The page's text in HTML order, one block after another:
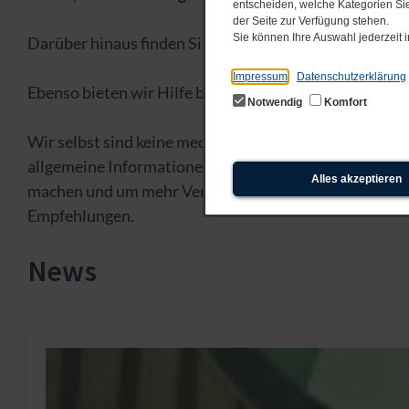
entscheiden, welche Kategorien
der Seite zur Verfügung stehen.
Sie können Ihre Auswahl jederzeit
Impressum
Datenschutzerklärung
Notwendig
Komfort
Alles akzeptieren
Darüber hinaus finden Sie aktuelle Informationen,
Ebenso bieten wir Hilfe bei der Kontaktaufnahme
Wir selbst sind keine medizinischen Fachleute,
allgemeine Informationen über den
machen und um mehr Verständnis für die Schicksale
Empfehlungen.
News